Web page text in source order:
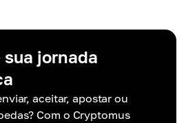
jornada
aceitar, apostar ou
Com o Cryptomus